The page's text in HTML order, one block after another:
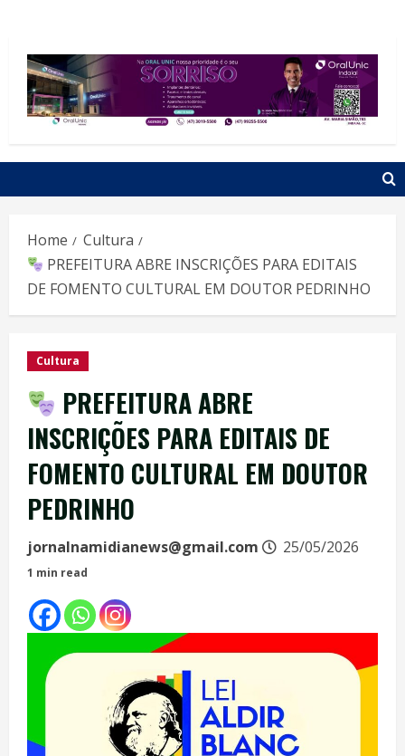
Home
Cultura
PREFEITURA ABRE INSCRIÇÕES PARA EDITAIS
DE FOMENTO CULTURAL EM DOUTOR PEDRINHO
Cultura
PREFEITURA ABRE
INSCRIÇÕES PARA EDITAIS DE
FOMENTO CULTURAL EM DOUTOR
PEDRINHO
jornalnamidianews@gmail.com 25/05/2026
1 min read